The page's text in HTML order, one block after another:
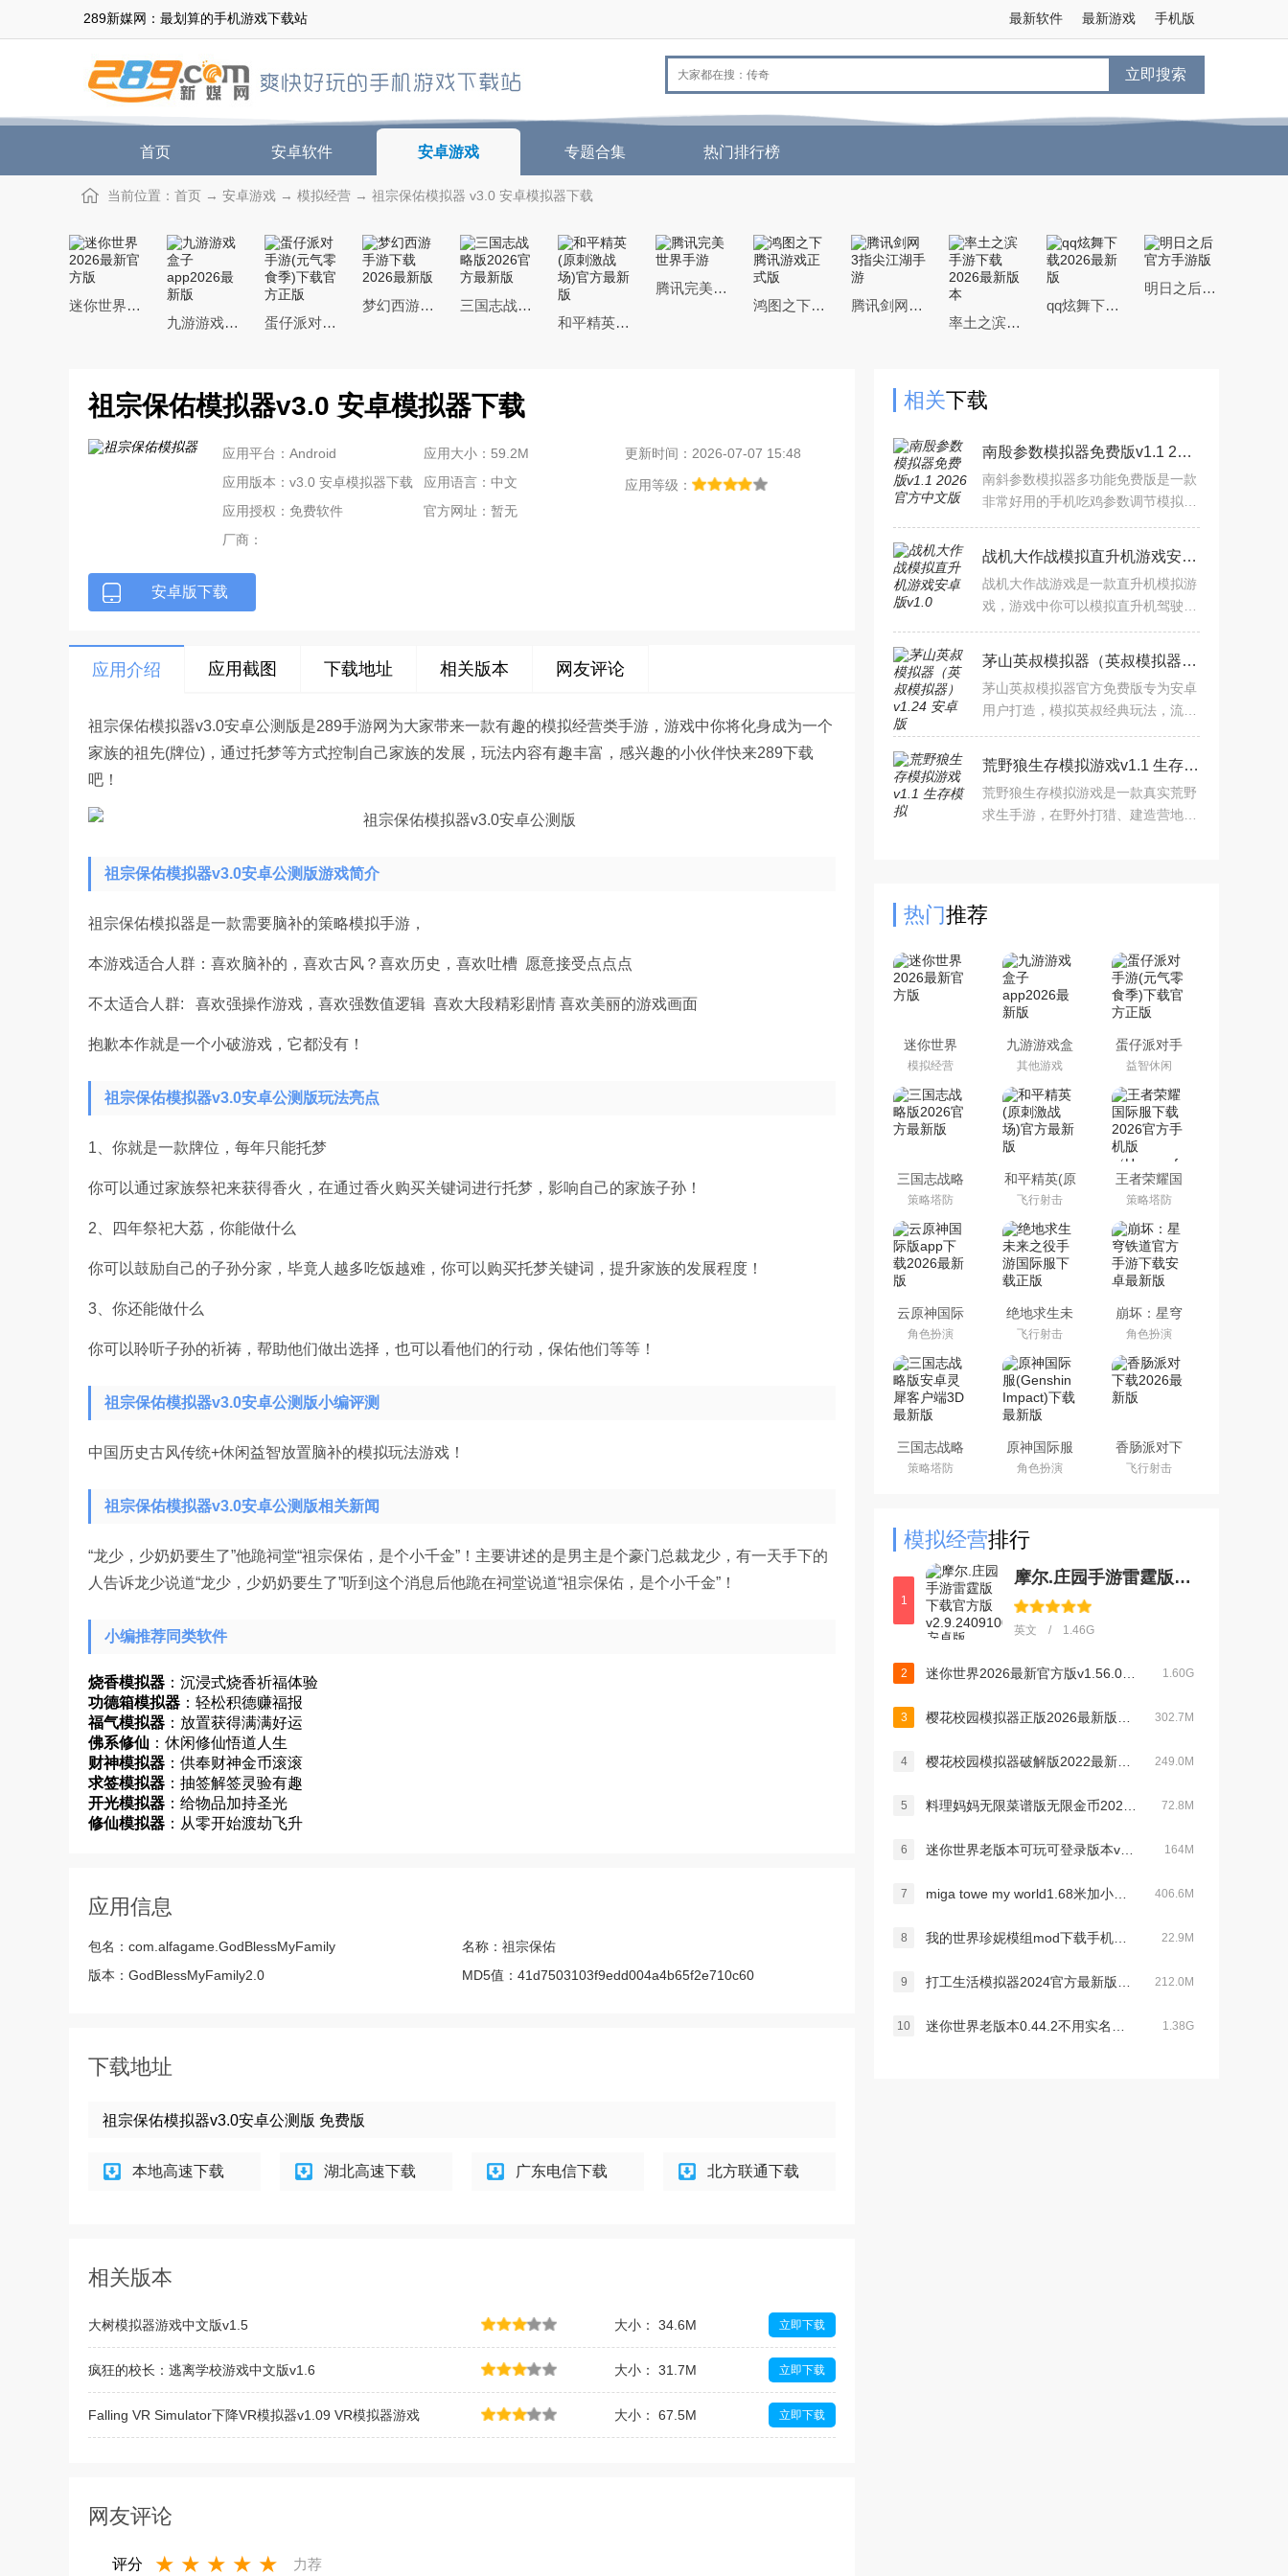
289新媒网：最划算的手机游戏下载站 手机版
最新游戏
最新软件
立即搜索
首页 安卓软件 安卓游戏 专题合集 热门排行榜
当前位置： 首页 → 安卓游戏 → 模拟经营 → 祖宗保佑模拟器 v3.0 安卓模拟器下载
迷你世界2026最新官方版
九游游戏盒子app2026最新版
蛋仔派对手游(元气零食季)下载官方正版
梦幻西游手游下载2026最新版
三国志战略版2026官方最新版
和平精英(原刺激战场)官方最新版
腾讯完美世界手游
鸿图之下腾讯游戏正式版
腾讯剑网3指尖江湖手游
率土之滨手游下载2026最新版本
qq炫舞下载2026最新版
明日之后官方手游版
祖宗保佑模拟器v3.0 安卓模拟器下载
应用平台：Android 应用大小：59.2M
更新时间：2026-07-07 15:48
应用版本：v3.0 安卓模拟器下载
应用语言：中文
应用等级：
应用授权：免费软件
官方网址：暂无
厂商：
安卓版下载
应用介绍 应用截图 下载地址 相关版本 网友评论
祖宗保佑模拟器v3.0安卓公测版是289手游网为大家带来一款有趣的模拟经营类手游，游戏中你将化身成为一个
家族的祖先(牌位)，通过托梦等方式控制自己家族的发展，玩法内容有趣丰富，感兴趣的小伙伴快来289下载
吧！
祖宗保佑模拟器v3.0安卓公测版游戏简介
祖宗保佑模拟器是一款需要脑补的策略模拟手游，
本游戏适合人群：喜欢脑补的，喜欢古风？喜欢历史，喜欢吐槽 愿意接受点点点
不太适合人群: 喜欢强操作游戏，喜欢强数值逻辑 喜欢大段精彩剧情 喜欢美丽的游戏画面
抱歉本作就是一个小破游戏，它都没有！
祖宗保佑模拟器v3.0安卓公测版玩法亮点
1、你就是一款牌位，每年只能托梦
你可以通过家族祭祀来获得香火，在通过香火购买关键词进行托梦，影响自己的家族子孙！
2、四年祭祀大荔，你能做什么
你可以鼓励自己的子孙分家，毕竟人越多吃饭越难，你可以购买托梦关键词，提升家族的发展程度！
3、你还能做什么
你可以聆听子孙的祈祷，帮助他们做出选择，也可以看他们的行动，保佑他们等等！
祖宗保佑模拟器v3.0安卓公测版小编评测
中国历史古风传统+休闲益智放置脑补的模拟玩法游戏！
祖宗保佑模拟器v3.0安卓公测版相关新闻
“龙少，少奶奶要生了”他跪祠堂“祖宗保佑，是个小千金”！主要讲述的是男主是个豪门总裁龙少，有一天手下的
人告诉龙少说道“龙少，少奶奶要生了”听到这个消息后他跪在祠堂说道“祖宗保佑，是个小千金”！
小编推荐同类软件
烧香模拟器 ：沉浸式烧香祈福体验
功德箱模拟器 ：轻松积德赚福报
福气模拟器 ：放置获得满满好运
佛系修仙 ：休闲修仙悟道人生
财神模拟器 ：供奉财神金币滚滚
求签模拟器 ：抽签解签灵验有趣
开光模拟器 ：给物品加持圣光
修仙模拟器 ：从零开始渡劫飞升
应用信息
包名： com.alfagame.GodBlessMyFamily 名称： 祖宗保佑
版本： GodBlessMyFamily2.0 MD5值： 41d7503103f9edd004a4b65f2e710c60
下载地址
祖宗保佑模拟器v3.0安卓公测版 免费版
本地高速下载 湖北高速下载 广东电信下载 北方联通下载
相关版本
大树模拟器游戏中文版v1.5 大小： 34.6M 立即下载
疯狂的校长：逃离学校游戏中文版v1.6 大小： 31.7M 立即下载
Falling VR Simulator下降VR模拟器v1.09 VR模拟器游戏 大小： 67.5M 立即下载
网友评论
评分 ★ ★ ★ ★ ★ 力荐
相关下载
南殷参数模拟器免费版v1.1 2026官方中文版
南斜参数模拟器多功能免费版是一款
非常好用的手机吃鸡参数调节模拟
鸡参数，帮助你更好的进行游戏，超
级实用哦，绝对能让你把把
战机大作战模拟直升机游戏安卓版v1.0
战机大作战游戏是一款直升机模拟游
戏，游戏中你可以模拟直升机驾驶，
机在城市中到处飞行，直升机上海配
备了子弹和导弹，可以摧
茅山英叔模拟器（英叔模拟器）v1.24 安卓版
茅山英叔模拟器官方免费版专为安卓
用户打造，模拟英叔经典玩法，流畅
费下载安装体验。
荒野狼生存模拟游戏v1.1 生存模拟
荒野狼生存模拟游戏是一款真实荒野
求生手游，在野外打猎、建造营地、
热门推荐
迷你世界
2026最新官
方版
模拟经营
九游游戏盒
子app2026
最新版
其他游戏
蛋仔派对手
游(元气零食
季)下载官方
正版
益智休闲
三国志战略
版2026官方
最新版
策略塔防
和平精英(原
刺激战场)官
方最新版
飞行射击
王者荣耀国
际服下载
2026官方手
机版
（Honor of
Kings）
策略塔防
云原神国际
版app下载
2026最新版
角色扮演
绝地求生未
来之役手游
国际服下载
正版
飞行射击
崩坏：星穹
铁道官方手
游下载安卓
最新版
角色扮演
三国志战略
版安卓灵犀
客户端3D最
策略塔防
原神国际服
(Genshin
Impact)下载
角色扮演
香肠派对下
载2026最新
版
飞行射击
模拟经营排行
1
摩尔.庄园手游雷霆版下载官方版v2.9.24091002S安卓版
英文 / 1.46G
2 1.60G
3 302.7M
4 249.0M
5 72.8M
6 164M
7 406.6M
8 22.9M
9 212.0M
10 1.38G